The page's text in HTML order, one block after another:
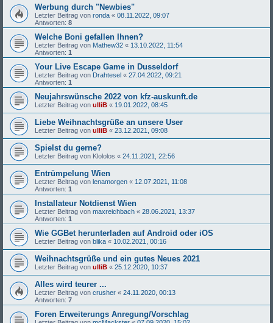
Werbung durch "Newbies"
Letzter Beitrag von ronda « 08.11.2022, 09:07
Antworten: 8
Welche Boni gefallen Ihnen?
Letzter Beitrag von Mathew32 « 13.10.2022, 11:54
Antworten: 1
Your Live Escape Game in Dusseldorf
Letzter Beitrag von Drahtesel « 27.04.2022, 09:21
Antworten: 1
Neujahrswünsche 2022 von kfz-auskunft.de
Letzter Beitrag von ulliB « 19.01.2022, 08:45
Liebe Weihnachtsgrüße an unsere User
Letzter Beitrag von ulliB « 23.12.2021, 09:08
Spielst du gerne?
Letzter Beitrag von Klololos « 24.11.2021, 22:56
Entrümpelung Wien
Letzter Beitrag von lenamorgen « 12.07.2021, 11:08
Antworten: 1
Installateur Notdienst Wien
Letzter Beitrag von maxreichbach « 28.06.2021, 13:37
Antworten: 1
Wie GGBet herunterladen auf Android oder iOS
Letzter Beitrag von blika « 10.02.2021, 00:16
Weihnachtsgrüße und ein gutes Neues 2021
Letzter Beitrag von ulliB « 25.12.2020, 10:37
Alles wird teurer ...
Letzter Beitrag von crusher « 24.11.2020, 00:13
Antworten: 7
Foren Erweiterungs Anregung/Vorschlag